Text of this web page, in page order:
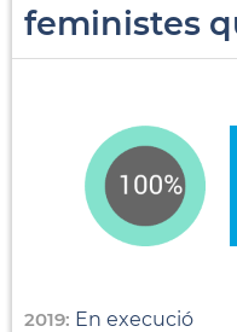
feministes
2019: En execució